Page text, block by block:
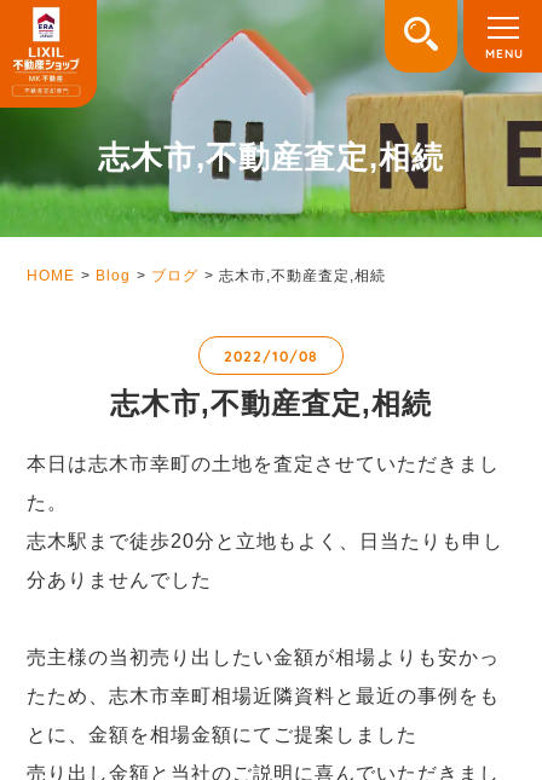
志木市,不動産査定,相続
HOME Blog ブログ 志木市,不動産査定,相続
2022/10/08
志木市,不動産査定,相続
本日は志木市幸町の土地を査定させていただきまし
た。
志木駅まで徒歩20分と立地もよく、日当たりも申し
分ありませんでした
売主様の当初売り出したい金額が相場よりも安かっ
たため、志木市幸町相場近隣資料と最近の事例をも
とに、金額を相場金額にてご提案しました
売り出し金額と当社のご説明に喜んでいただきまし